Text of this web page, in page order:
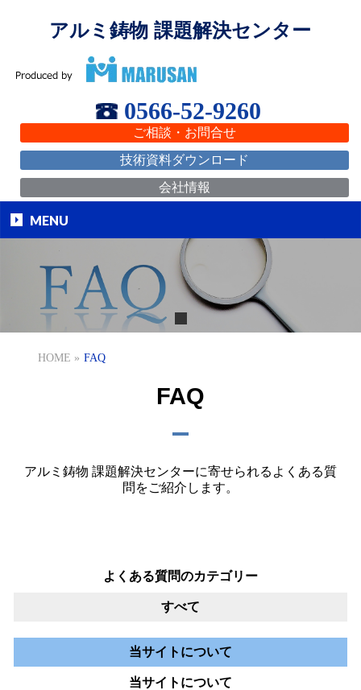
アルミ鋳物 課題解決センター
0566-52-9260
ご相談・お問合せ
技術資料ダウンロード
会社情報
MENU
HOME » FAQ
FAQ
アルミ鋳物 課題解決センターに寄せられるよくある質
問をご紹介します。
よくある質問のカテゴリー
すべて
当サイトについて
当サイトについて